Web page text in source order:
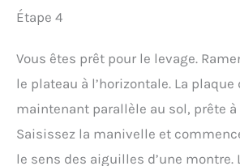
Étape 4
Vous êtes prêt pour le levage.
le plateau à l’horizontale. La
maintenant parallèle au sol, prête
Saisissez la manivelle et
le sens des aiguilles d’une montre.